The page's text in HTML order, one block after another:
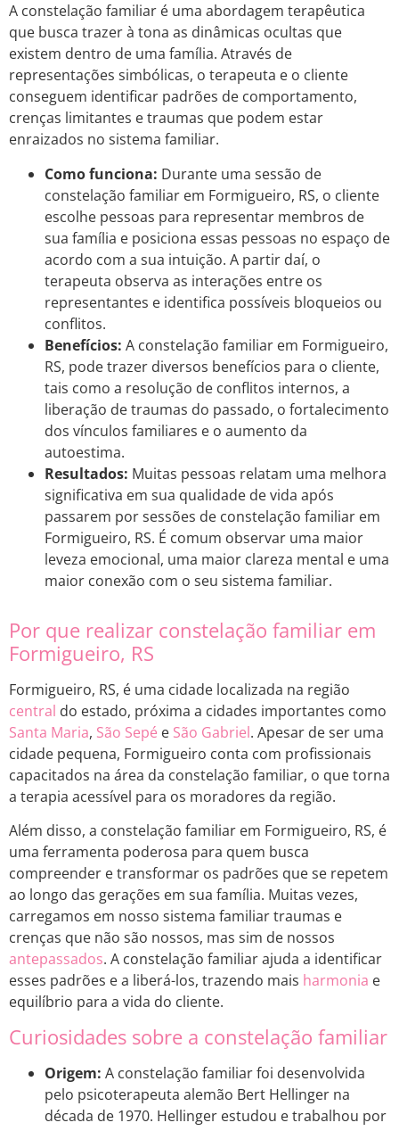
A constelação familiar é uma abordagem terapêutica
que busca trazer à tona as dinâmicas ocultas que
existem dentro de uma família. Através de
representações simbólicas, o terapeuta e o cliente
conseguem identificar padrões de comportamento,
crenças limitantes e traumas que podem estar
enraizados no sistema familiar.
Como funciona: Durante uma sessão de
constelação familiar em Formigueiro, RS, o cliente
escolhe pessoas para representar membros de
sua família e posiciona essas pessoas no espaço de
acordo com a sua intuição. A partir daí, o
terapeuta observa as interações entre os
representantes e identifica possíveis bloqueios ou
conflitos.
Benefícios: A constelação familiar em Formigueiro,
RS, pode trazer diversos benefícios para o cliente,
tais como a resolução de conflitos internos, a
liberação de traumas do passado, o fortalecimento
dos vínculos familiares e o aumento da
autoestima.
Resultados: Muitas pessoas relatam uma melhora
significativa em sua qualidade de vida após
passarem por sessões de constelação familiar em
Formigueiro, RS. É comum observar uma maior
leveza emocional, uma maior clareza mental e uma
maior conexão com o seu sistema familiar.
Por que realizar constelação familiar em
Formigueiro, RS
Formigueiro, RS, é uma cidade localizada na região
central do estado, próxima a cidades importantes como
Santa Maria, São Sepé e São Gabriel. Apesar de ser uma
cidade pequena, Formigueiro conta com profissionais
capacitados na área da constelação familiar, o que torna
a terapia acessível para os moradores da região.
Além disso, a constelação familiar em Formigueiro, RS, é
uma ferramenta poderosa para quem busca
compreender e transformar os padrões que se repetem
ao longo das gerações em sua família. Muitas vezes,
carregamos em nosso sistema familiar traumas e
crenças que não são nossos, mas sim de nossos
antepassados. A constelação familiar ajuda a identificar
esses padrões e a liberá-los, trazendo mais harmonia e
equilíbrio para a vida do cliente.
Curiosidades sobre a constelação familiar
Origem: A constelação familiar foi desenvolvida
pelo psicoterapeuta alemão Bert Hellinger na
década de 1970. Hellinger estudou e trabalhou por